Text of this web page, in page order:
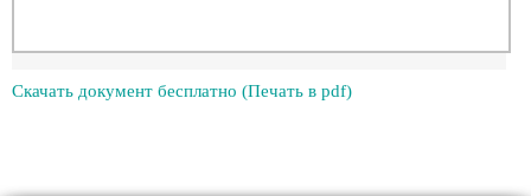
Скачать документ бесплатно (Печать в pdf)